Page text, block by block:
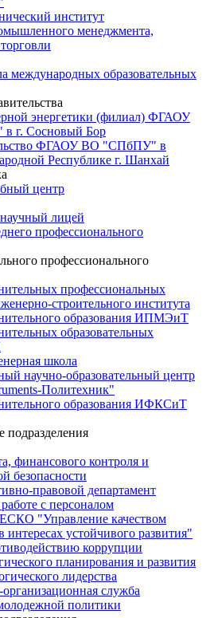
институт
менеджмента,
международных образовательных
энергетики (филиал) ФГАОУ
г. Сосновый Бор
ФГАОУ ВО "СПбПУ" в
Республике г. Шанхай
центр
лицей
профессионального
профессионального
профессиональных
строительного института
образования ИПМЭиТ
образовательных
школа
научно-образовательный центр
Политехник"
образования ИФКСиТ
финансового контроля и
безопасности
правовой департамент
с персоналом
"Управление качеством
интересах устойчивого развития"
коррупции
планирования и развития
лидерства
служба
политики